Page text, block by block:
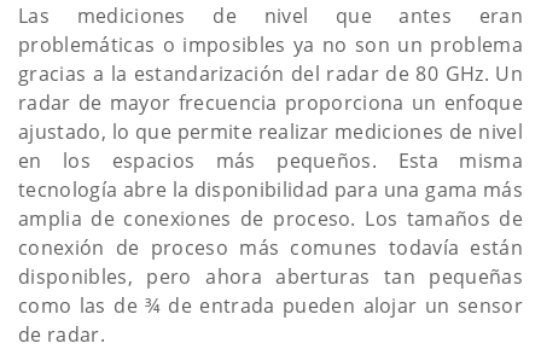
Las mediciones de nivel que antes eran
problemáticas o imposibles ya no son un problema
gracias a la estandarización del radar de 80 GHz. Un
radar de mayor frecuencia proporciona un enfoque
ajustado, lo que permite realizar mediciones de nivel
en los espacios más pequeños. Esta misma
tecnología abre la disponibilidad para una gama más
amplia de conexiones de proceso. Los tamaños de
conexión de proceso más comunes todavía están
disponibles, pero ahora aberturas tan pequeñas
como las de ¾ de entrada pueden alojar un sensor
de radar.